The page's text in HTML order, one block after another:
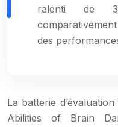
ralenti de
des
La batterie
Abilities of Brain